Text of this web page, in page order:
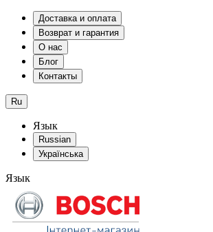
Доставка и оплата
Возврат и гарантия
О нас
Блог
Контакты
Ru
Язык
Russian
Українська
Язык